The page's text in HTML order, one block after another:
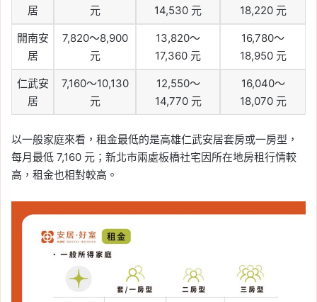
居
元
14,530 元
18,220 元
開南安
居
7,820～8,900
元
13,820～
17,360 元
16,780～
18,950 元
仁武安
居
7,160～10,130
元
12,550～
14,770 元
16,040～
18,070 元
以一般家庭來看，租金最低的是高雄仁武安居套房或一房型，
每月最低 7,160 元；新北市兩處板橋社宅因所在地房租行情較
高，租金也相對較高。